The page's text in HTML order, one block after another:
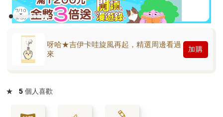
呀哈★吉伊卡哇旋風再起，精選周邊看過
來
加購
★ 5 個人喜歡